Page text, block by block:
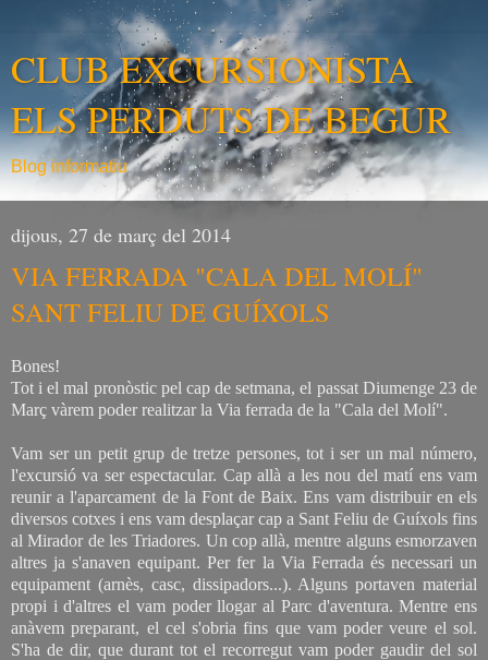
CLUB EXCURSIONISTA
ELS PERDUTS DE BEGUR
Blog informatiu
dijous, 27 de març del 2014
VIA FERRADA "CALA DEL MOLÍ"
SANT FELIU DE GUÍXOLS
Bones!
Tot i el mal pronòstic pel cap de setmana, el passat Diumenge 23 de
Març vàrem poder realitzar la Via ferrada de la "Cala del Molí".
Vam ser un petit grup de tretze persones, tot i ser un mal número,
l'excursió va ser espectacular. Cap allà a les nou del matí ens vam
reunir a l'aparcament de la Font de Baix. Ens vam distribuir en els
diversos cotxes i ens vam desplaçar cap a Sant Feliu de Guíxols fins
al Mirador de les Triadores. Un cop allà, mentre alguns esmorzaven
altres ja s'anaven equipant. Per fer la Via Ferrada és necessari un
equipament (arnès, casc, dissipadors...). Alguns portaven material
propi i d'altres el vam poder llogar al Parc d'aventura. Mentre ens
anàvem preparant, el cel s'obria fins que vam poder veure el sol.
S'ha de dir, que durant tot el recorregut vam poder gaudir del sol